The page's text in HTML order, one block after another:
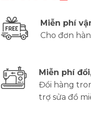
Miễn phí
Cho đơn
Miễn phí
Đổi hàng
trợ sửa đồ